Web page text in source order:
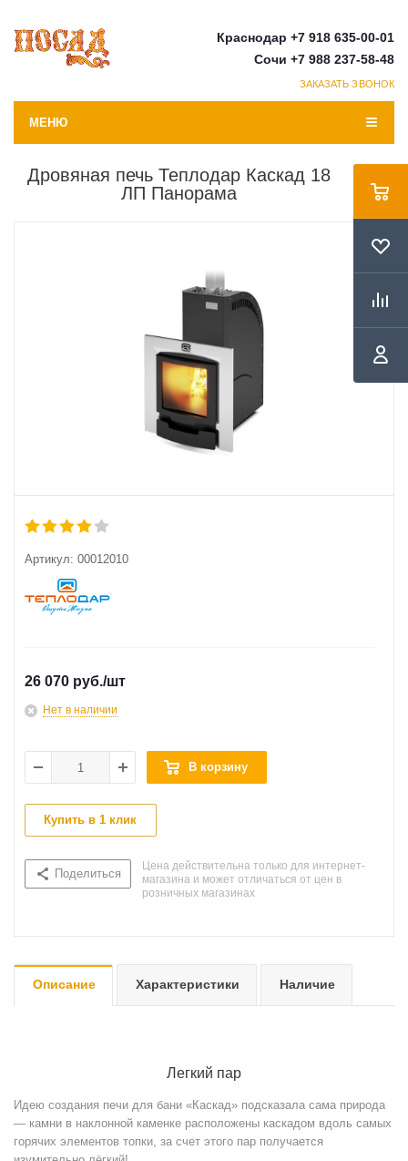
Краснодар +7 918 635-00-01
Сочи +7 988 237-58-48
ЗАКАЗАТЬ ЗВОНОК
МЕНЮ
Дровяная печь Теплодар Каскад 18
ЛП Панорама
Артикул: 00012010
26 070 руб./шт
Нет в наличии
В корзину
Купить в 1 клик
Поделиться
Цена действительна только для интернет-
магазина и может отличаться от цен в
розничных магазинах
Описание Характеристики Наличие
Легкий пар
Идею создания печи для бани «Каскад» подсказала сама природа
— камни в наклонной каменке расположены каскадом вдоль самых
горячих элементов топки, за счет этого пар получается